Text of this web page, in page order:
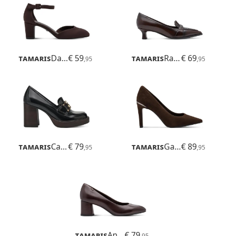
Tamaris Daenerys€ 59,95 Tamaris Raviola€ 69,95
Tamaris Cassia€ 79,95 Tamaris Gabbe€ 89,95